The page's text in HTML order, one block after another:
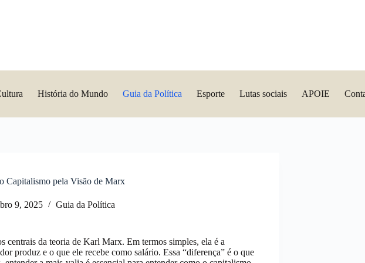
História do Mundo Guia da Política Esporte Lutas sociais APOIE
Capitalismo pela Visão de Marx
9, 2025 Guia da Política
centrais da teoria de Karl Marx. Em termos simples, ela é a
produz e o que ele recebe como salário. Essa “diferença” é o que